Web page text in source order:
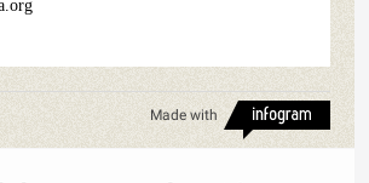
Made with